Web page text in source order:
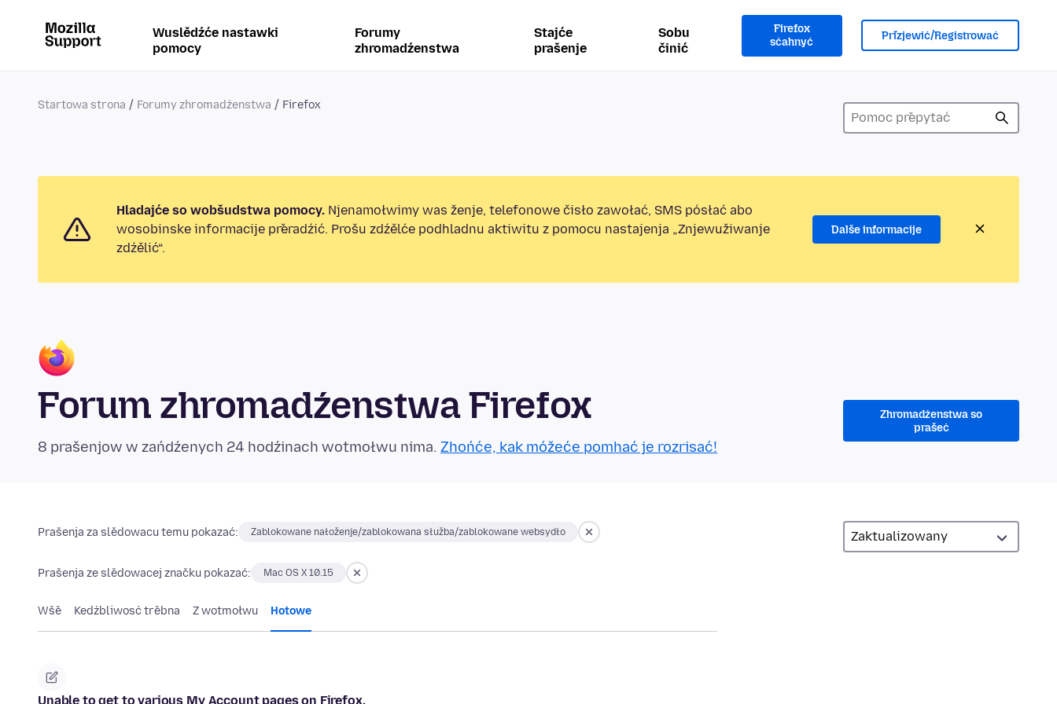
Wuslědźće nastawki
pomocy
Forumy
zhromadźenstwa
Stajće
prašenje
Sobu
činić
Firefox
sćahnyć
Přizjewić/Registrować
Startowa strona Forumy zhromadźenstwa Firefox
Hladajće so wobšudstwa pomocy. Njenamołwimy was ženje, telefonowe čisło zawołać, SMS pósłać abo
wosobinske informacije přeradźić. Prošu zdźělće podhladnu aktiwitu z pomocu nastajenja „Znjewužiwanje
zdźělić“.
Dalše informacije
Forum zhromadźenstwa Firefox
8 prašenjow w zańdźenych 24 hodźinach wotmołwu nima. Zhońće, kak móžeće pomhać je rozrisać!
Zhromadźenstwa so
prašeć
Prašenja za slědowacu temu pokazać: Zablokowane nałoženje/zablokowana słužba/zablokowane websydło
Prašenja ze slědowacej značku pokazać: Mac OS X 10.15
Wšě Kedźbliwosć trěbna Z wotmołwu Hotowe
Unable to get to various My Account pages on Firefox.